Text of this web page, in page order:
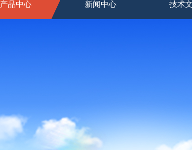
产品中心 新闻中心 技术